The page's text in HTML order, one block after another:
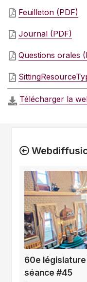
Feuilleton (PDF)
Journal (PDF)
Questions orales
Télécharger la
60e
séance #45